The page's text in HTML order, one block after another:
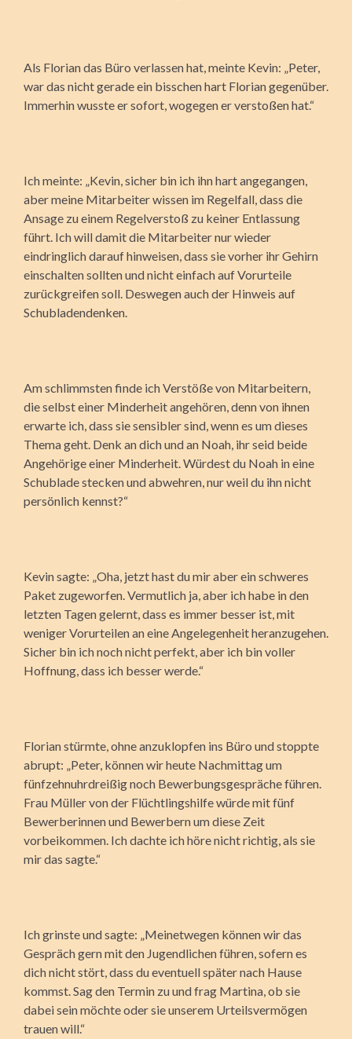
Als Florian das Büro verlassen hat, meinte Kevin: „Peter,
war das nicht gerade ein bisschen hart Florian gegenüber.
Immerhin wusste er sofort, wogegen er verstoßen hat.“
Ich meinte: „Kevin, sicher bin ich ihn hart angegangen,
aber meine Mitarbeiter wissen im Regelfall, dass die
Ansage zu einem Regelverstoß zu keiner Entlassung
führt. Ich will damit die Mitarbeiter nur wieder
eindringlich darauf hinweisen, dass sie vorher ihr Gehirn
einschalten sollten und nicht einfach auf Vorurteile
zurückgreifen soll. Deswegen auch der Hinweis auf
Schubladendenken.
Am schlimmsten finde ich Verstöße von Mitarbeitern,
die selbst einer Minderheit angehören, denn von ihnen
erwarte ich, dass sie sensibler sind, wenn es um dieses
Thema geht. Denk an dich und an Noah, ihr seid beide
Angehörige einer Minderheit. Würdest du Noah in eine
Schublade stecken und abwehren, nur weil du ihn nicht
persönlich kennst?“
Kevin sagte: „Oha, jetzt hast du mir aber ein schweres
Paket zugeworfen. Vermutlich ja, aber ich habe in den
letzten Tagen gelernt, dass es immer besser ist, mit
weniger Vorurteilen an eine Angelegenheit heranzugehen.
Sicher bin ich noch nicht perfekt, aber ich bin voller
Hoffnung, dass ich besser werde.“
Florian stürmte, ohne anzuklopfen ins Büro und stoppte
abrupt: „Peter, können wir heute Nachmittag um
fünfzehnuhrdreißig noch Bewerbungsgespräche führen.
Frau Müller von der Flüchtlingshilfe würde mit fünf
Bewerberinnen und Bewerbern um diese Zeit
vorbeikommen. Ich dachte ich höre nicht richtig, als sie
mir das sagte.“
Ich grinste und sagte: „Meinetwegen können wir das
Gespräch gern mit den Jugendlichen führen, sofern es
dich nicht stört, dass du eventuell später nach Hause
kommst. Sag den Termin zu und frag Martina, ob sie
dabei sein möchte oder sie unserem Urteilsvermögen
trauen will.“